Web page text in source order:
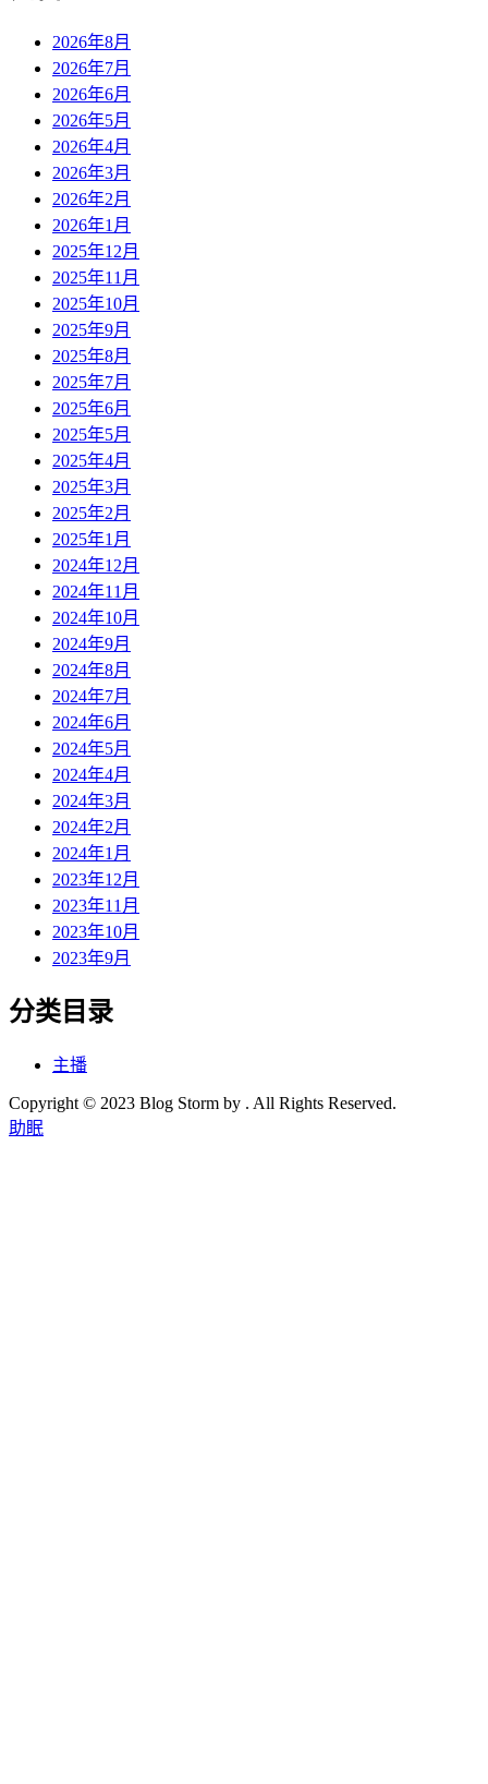
2026年8月
2026年7月
2026年6月
2026年5月
2026年4月
2026年3月
2026年2月
2026年1月
2025年12月
2025年11月
2025年10月
2025年9月
2025年8月
2025年7月
2025年6月
2025年5月
2025年4月
2025年3月
2025年2月
2025年1月
2024年12月
2024年11月
2024年10月
2024年9月
2024年8月
2024年7月
2024年6月
2024年5月
2024年4月
2024年3月
2024年2月
2024年1月
2023年12月
2023年11月
2023年10月
2023年9月
分类目录
主播
Copyright © 2023 Blog Storm by . All Rights Reserved.
助眠